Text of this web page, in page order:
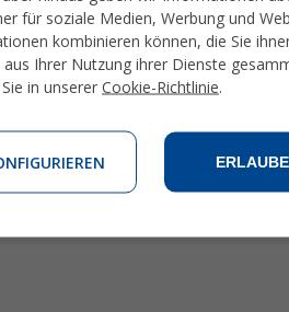
für soziale Medien, Werbung und
kombinieren können, die Sie
Ihrer Nutzung ihrer Dienste
in unserer Cookie-Richtlinie.